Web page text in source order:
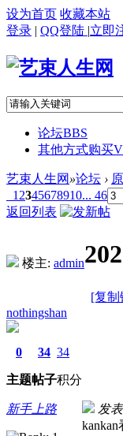
设为首页 收藏本站
登录 | QQ登陆 |立即
论坛BBS
其他方式购买
艺束人生网 »论坛 ›
1 2345678910... 46
返回列表
楼主: admin
[复制
nothingshan
0
主题
34
帖子
34
积分
新手上路 发
kankan